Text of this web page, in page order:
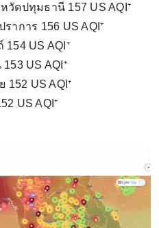
ดปทุมธานี 157 US AQI⁺
าการ 156 US AQI⁺
US AQI⁺
US AQI⁺
152 US AQI⁺
US AQI⁺